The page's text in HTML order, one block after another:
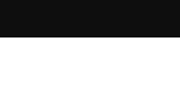
Inhalt